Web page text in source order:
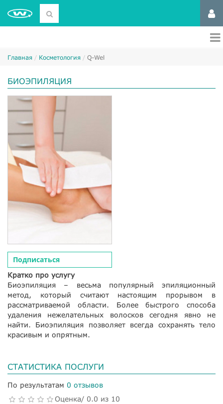
Главная Косметология Q-Wel
БИОЭПИЛЯЦИЯ
Подписаться
Кратко про услугу
Биоэпиляция – весьма популярный эпиляционный
метод, который считают настоящим прорывом в
рассматриваемой области. Более быстрого способа
удаления нежелательных волосков сегодня явно не
найти. Биоэпиляция позволяет всегда сохранять тело
красивым и опрятным.
СТАТИСТИКА ПОСЛУГИ
По результатам 0 отзывов
Оценка/ 0.0 из 10